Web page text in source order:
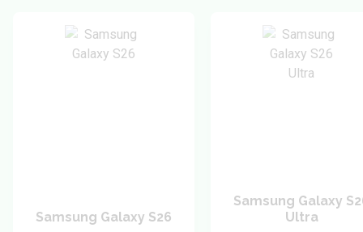
Samsung Galaxy S26
Samsung Galaxy
Ultra